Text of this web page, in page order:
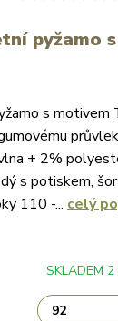
pyžamo
s
+ 2%
s potiskem,
110 -... celý
SKLADEM 2